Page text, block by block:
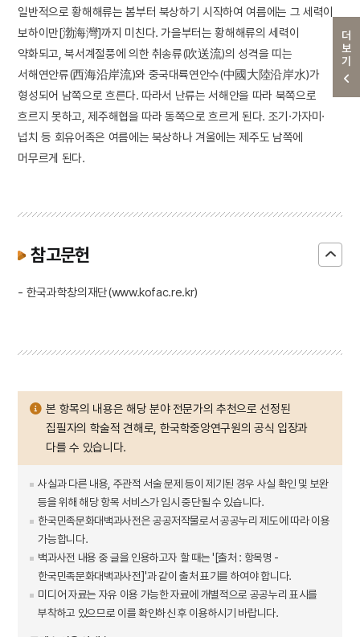
더보기
일반적으로 황해해류는 봄부터 북상하기 시작하여 여름에는 그 세력이
보하이만[渤海灣]까지 미친다. 가을부터는 황해해류의 세력이
약화되고, 북서계절풍에 의한 취송류(吹送流)의 성격을 띠는
서해연안류(西海沿岸流)와 중국대륙연안수(中國大陸沿岸水)가
형성되어 남쪽으로 흐른다. 따라서 난류는 서해안을 따라 북쪽으로
흐르지 못하고, 제주해협을 따라 동쪽으로 흐르게 된다. 조기·가자미·
넙치 등 회유어족은 여름에는 북상하나 겨울에는 제주도 남쪽에
머무르게 된다.
참고문헌
- 한국과학창의재단(www.kofac.re.kr)
본 항목의 내용은 해당 분야 전문가의 추천으로 선정된
집필자의 학술적 견해로, 한국학중앙연구원의 공식 입장과
다를 수 있습니다.
사실과 다른 내용, 주관적 서술 문제 등이 제기된 경우 사실 확인 및 보완
등을 위해 해당 항목 서비스가 임시 중단될 수 있습니다.
한국민족문화대백과사전은 공공저작물로서 공공누리 제도에 따라 이용
가능합니다.
백과사전 내용 중 글을 인용하고자 할 때는 '[출처 : 항목명 -
한국민족문화대백과사전]'과 같이 출처 표기를 하여야 합니다.
미디어 자료는 자유 이용 가능한 자료에 개별적으로 공공누리 표시를
부착하고 있으므로 이를 확인하신 후 이용하시기 바랍니다.